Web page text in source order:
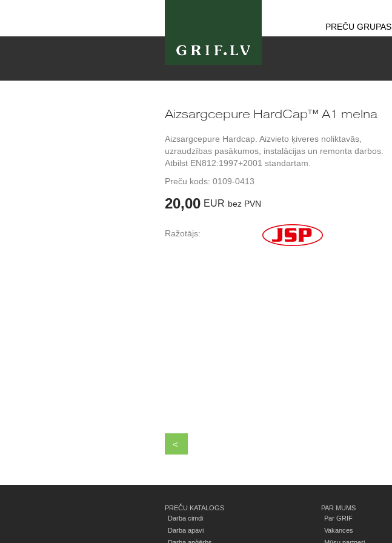
PREČU GRUPAS
Aizsargcepure HardCap™ A1 melna
Aizsargcepure Hardcap. Aizvieto ķiveres noliktavās,
uzraudzības pasākumos, instalācijas un remonta darbos.
Atbilst EN812:1997+2001 standartam.
Preču kods: 0109-0413
20,00 EUR bez PVN
Ražotājs:
<
PREČU KATALOGS
Darba cimdi
Darba apavi
PAR MUMS
Par GRIF
Vakances